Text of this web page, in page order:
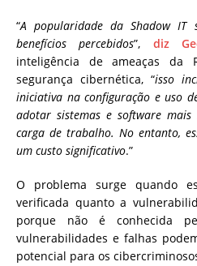
“A popularidade da Shadow IT
benefícios percebidos”, diz
inteligência de ameaças da
segurança cibernética, “isso
iniciativa na configuração e uso
adotar sistemas e software
carga de trabalho. No entanto,
um custo significativo.”
O problema surge quando
verificada quanto a
porque não é conhecida
vulnerabilidades e falhas
potencial para os